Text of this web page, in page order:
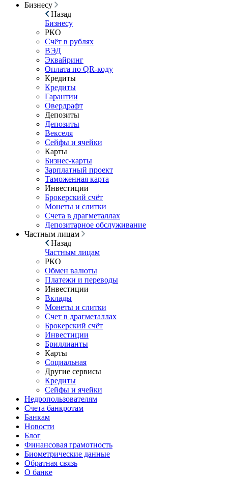
Бизнесу
Назад
Бизнесу
РКО
Счёт в рублях
ВЭД
Эквайринг
Оплата по QR-коду
Кредиты
Кредиты
Гарантии
Овердрафт
Депозиты
Депозиты
Векселя
Сейфы и ячейки
Карты
Бизнес-карты
Зарплатный проект
Таможенная карта
Инвестиции
Брокерский счёт
Монеты и слитки
Счета в драгметаллах
Депозитарное обслуживание
Частным лицам
Назад
Частным лицам
РКО
Обмен валюты
Платежи и переводы
Инвестиции
Вклады
Монеты и слитки
Счет в драгметаллах
Брокерский счёт
Инвестиции
Бриллианты
Карты
Социальная
Другие сервисы
Кредиты
Сейфы и ячейки
Недропользователям
Счета банкротам
Банкам
Новости
Блог
Финансовая грамотность
Биометрические данные
Обратная связь
О банке